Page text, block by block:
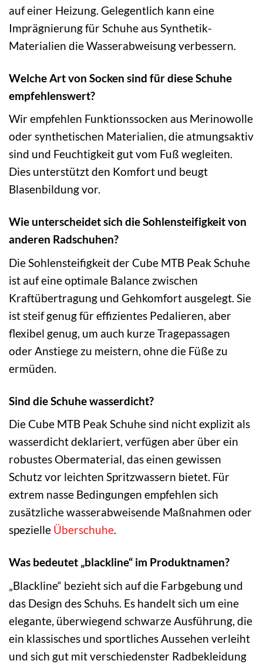
auf einer Heizung. Gelegentlich kann eine
Imprägnierung für Schuhe aus Synthetik-
Materialien die Wasserabweisung verbessern.
Welche Art von Socken sind für diese Schuhe
empfehlenswert?
Wir empfehlen Funktionssocken aus Merinowolle
oder synthetischen Materialien, die atmungsaktiv
sind und Feuchtigkeit gut vom Fuß wegleiten.
Dies unterstützt den Komfort und beugt
Blasenbildung vor.
Wie unterscheidet sich die Sohlensteifigkeit von
anderen Radschuhen?
Die Sohlensteifigkeit der Cube MTB Peak Schuhe
ist auf eine optimale Balance zwischen
Kraftübertragung und Gehkomfort ausgelegt. Sie
ist steif genug für effizientes Pedalieren, aber
flexibel genug, um auch kurze Tragepassagen
oder Anstiege zu meistern, ohne die Füße zu
ermüden.
Sind die Schuhe wasserdicht?
Die Cube MTB Peak Schuhe sind nicht explizit als
wasserdicht deklariert, verfügen aber über ein
robustes Obermaterial, das einen gewissen
Schutz vor leichten Spritzwassern bietet. Für
extrem nasse Bedingungen empfehlen sich
zusätzliche wasserabweisende Maßnahmen oder
spezielle Überschuhe.
Was bedeutet „blackline“ im Produktnamen?
„Blackline“ bezieht sich auf die Farbgebung und
das Design des Schuhs. Es handelt sich um eine
elegante, überwiegend schwarze Ausführung, die
ein klassisches und sportliches Aussehen verleiht
und sich gut mit verschiedenster Radbekleidung